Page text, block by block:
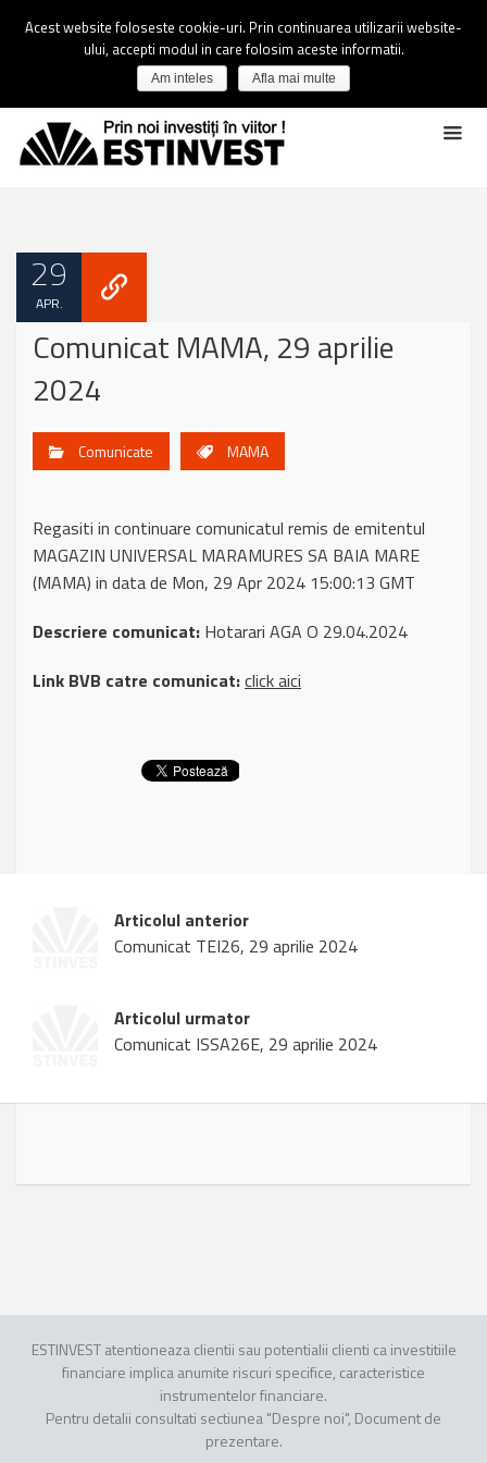
29
APR.
Comunicat MAMA, 29 aprilie
2024
Comunicate MAMA
Regasiti in continuare comunicatul remis de emitentul
MAGAZIN UNIVERSAL MARAMURES SA BAIA MARE
(MAMA) in data de Mon, 29 Apr 2024 15:00:13 GMT
Descriere comunicat: Hotarari AGA O 29.04.2024
Link BVB catre comunicat:click aici
Articolul anterior
Comunicat TEI26, 29 aprilie 2024
Articolul urmator
Comunicat ISSA26E, 29 aprilie 2024
ESTINVEST atentioneaza clientii sau potentialii clienti ca investitiile
financiare implica anumite riscuri specifice, caracteristice
instrumentelor financiare.
Pentru detalii consultati sectiunea "Despre noi", Document de
prezentare.
Acest website foloseste cookie-uri. Prin continuarea utilizarii website-
ului, accepti modul in care folosim aceste informatii.
Am inteles Afla mai multe